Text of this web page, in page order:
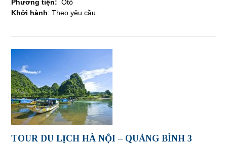
Phương tiện: Ôtô
Khởi hành: Theo yêu cầu.
TOUR DU LỊCH HÀ NỘI – QUẢNG BÌNH 3